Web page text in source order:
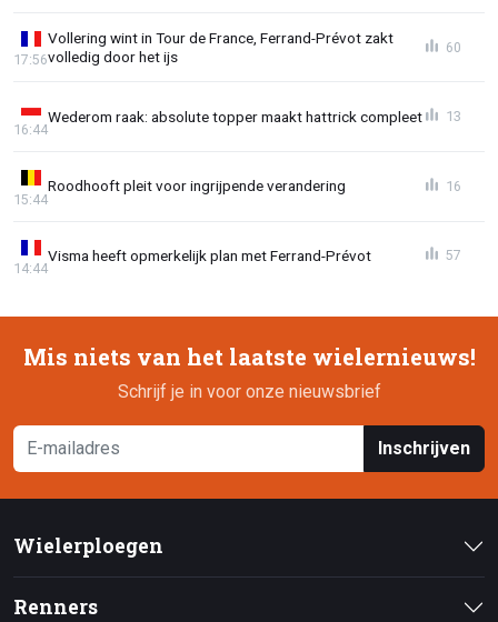
Vollering wint in Tour de France, Ferrand-Prévot zakt
volledig door het ijs
17:56
60
Wederom raak: absolute topper maakt hattrick compleet
16:44
13
Roodhooft pleit voor ingrijpende verandering
15:44
16
Visma heeft opmerkelijk plan met Ferrand-Prévot
14:44
57
Mis niets van het laatste wielernieuws!
Schrijf je in voor onze nieuwsbrief
Inschrijven
Wielerploegen
Renners